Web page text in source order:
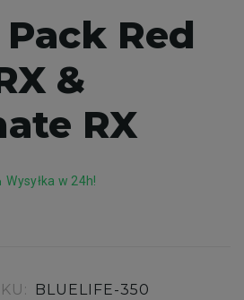
Red
&
RX
Wysyłka w 24h!
BLUELIFE-350